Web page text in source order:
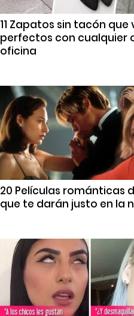
11 Zapatos sin tacón que
perfectos con cualquier
oficina
20 Películas románticas
que te darán justo en la